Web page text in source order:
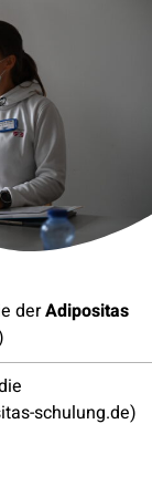
derAdipositas
schulung.de)